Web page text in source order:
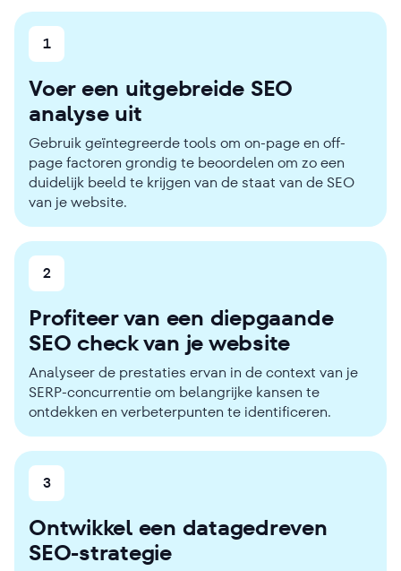
1
Voer een uitgebreide SEO
analyse uit
Gebruik geïntegreerde tools om on-page en off-
page factoren grondig te beoordelen om zo een
duidelijk beeld te krijgen van de staat van de SEO
van je website.
2
Profiteer van een diepgaande
SEO check van je website
Analyseer de prestaties ervan in de context van je
SERP-concurrentie om belangrijke kansen te
ontdekken en verbeterpunten te identificeren.
3
Ontwikkel een datagedreven
SEO-strategie